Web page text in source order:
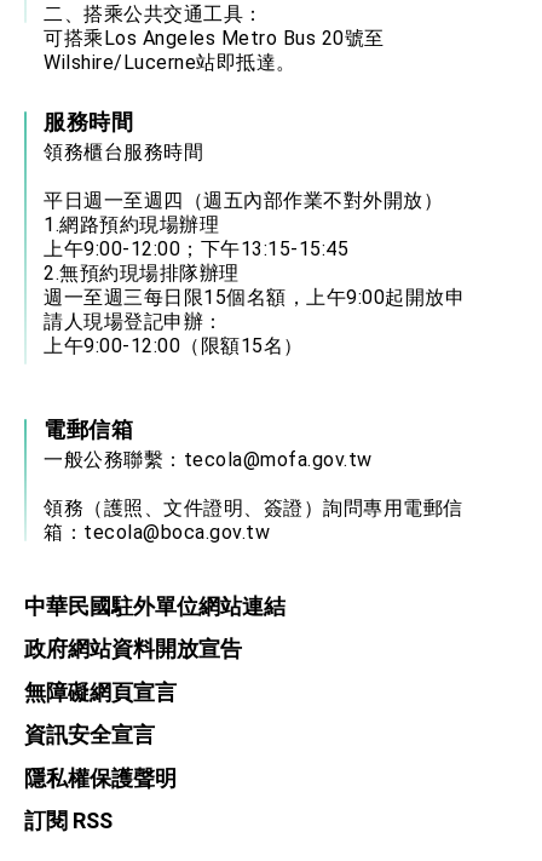
二、搭乘公共交通工具：
可搭乘Los Angeles Metro Bus 20號至
Wilshire/Lucerne站即抵達。
服務時間
領務櫃台服務時間
平日週一至週四（週五內部作業不對外開放）
1.網路預約現場辦理
上午9:00-12:00；下午13:15-15:45
2.無預約現場排隊辦理
週一至週三每日限15個名額，上午9:00起開放申
請人現場登記申辦：
上午9:00-12:00（限額15名）
電郵信箱
一般公務聯繫： tecola@mofa.gov.tw
領務（護照、文件證明、簽證）詢問專用電郵信
箱： tecola@boca.gov.tw
中華民國駐外單位網站連結
政府網站資料開放宣告
無障礙網頁宣言
資訊安全宣言
隱私權保護聲明
訂閱 RSS